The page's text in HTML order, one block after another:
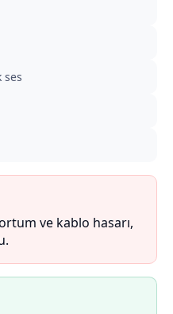
ses
ve kablo hasarı,